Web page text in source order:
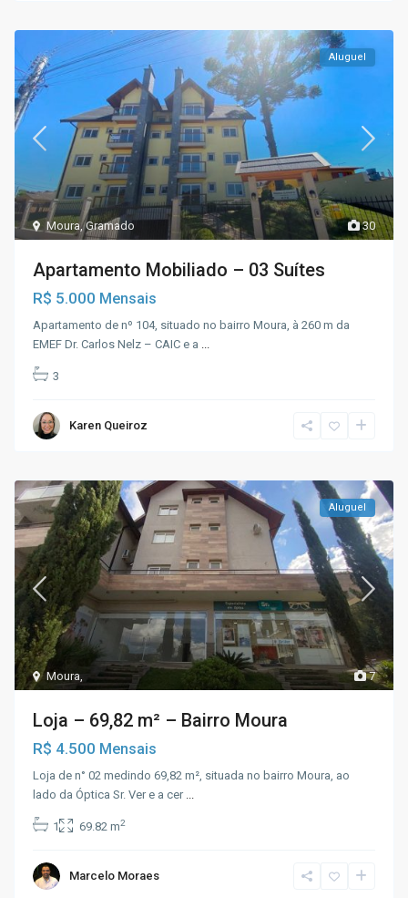
30
Moura,Gramado
Aluguel
Apartamento Mobiliado – 03 Suítes
R$ 5.000 Mensais
Apartamento de nº 104, situado no bairro Moura, à 260 m da
EMEF Dr. Carlos Nelz – CAIC e a ...
3
Karen Queiroz
7
Moura,
Aluguel
Loja – 69,82 m² – Bairro Moura
R$ 4.500 Mensais
Loja de n° 02 medindo 69,82 m², situada no bairro Moura, ao
lado da Óptica Sr. Ver e a cer ...
1 69.82 m2
Marcelo Moraes